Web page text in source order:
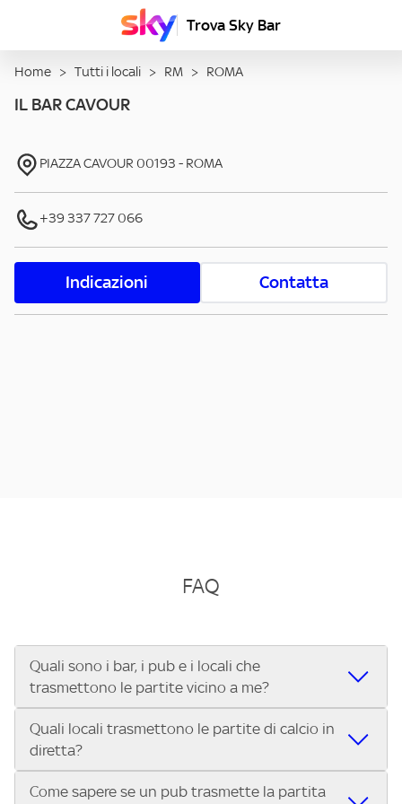
Trova Sky Bar
Home > Tutti i locali > RM > ROMA
IL BAR CAVOUR
PIAZZA CAVOUR 00193 - ROMA
+39 337 727 066
Indicazioni Contatta
FAQ
Quali sono i bar, i pub e i locali che
trasmettono le partite vicino a me?
Se cerchi un bar, pub, ristorante o locale vicino a te per
vedere le partite di Serie A ENILIVE, la Serie C Sky Wifi, la
UEFA Champions League, la UEFA Europa League, la UEFA
Conference League, il Tennis, la Formula 1®, la MotoGP™ e
Quali locali trasmettono le partite di calcio in
diretta?
Vuoi sapere quali bar, pub o ristoranti mostrano le partite
Come sapere se un pub trasmette la partita